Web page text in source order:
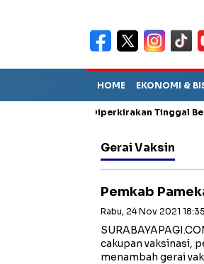
HOME EKONOMI &
Sebut TPA Diperkirakan Tinggal
Gerai Vaksin
Pemkab
Rabu, 24 Nov 2021
cakupan vaksinasi,
menambah gerai